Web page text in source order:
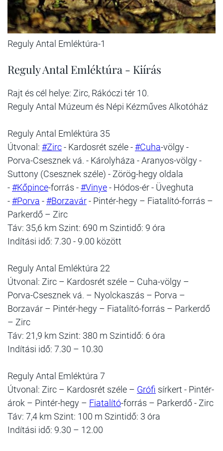
Reguly Antal Emléktúra-1
Reguly Antal Emléktúra - Kiírás
Rajt és cél helye: Zirc, Rákóczi tér 10.
Reguly Antal Múzeum és Népi Kézműves Alkotóház
Reguly Antal Emléktúra 35
Útvonal: #Zirc- Kardosrét széle -#Cuha-völgy -
Porva-Csesznek vá. - Károlyháza - Aranyos-völgy -
Suttony (Csesznek széle) - Zörög-hegy oldala
-#Kőpince-forrás -#Vinye- Hódos-ér - Üveghuta
-#Porva -#Borzavár- Pintér-hegy – Fiatalító-forrás –
Parkerdő – Zirc
Táv: 35,6 km Szint: 690 m Szintidő: 9 óra
Indítási idő: 7.30 - 9.00 között
Reguly Antal Emléktúra 22
Útvonal: Zirc – Kardosrét széle – Cuha-völgy –
Porva-Csesznek vá. – Nyolckaszás – Porva –
Borzavár – Pintér-hegy – Fiatalító-forrás – Parkerdő
– Zirc
Táv: 21,9 km Szint: 380 m Szintidő: 6 óra
Indítási idő: 7.30 – 10.30
Reguly Antal Emléktúra 7
Útvonal: Zirc – Kardosrét széle – Grófi sírkert - Pintér-
árok – Pintér-hegy – Fiatalító-forrás – Parkerdő - Zirc
Táv: 7,4 km Szint: 100 m Szintidő: 3 óra
Indítási idő: 9.30 – 12.00